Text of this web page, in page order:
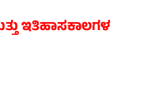
ಇತಿಹಾಸಕಾಲಗಳ